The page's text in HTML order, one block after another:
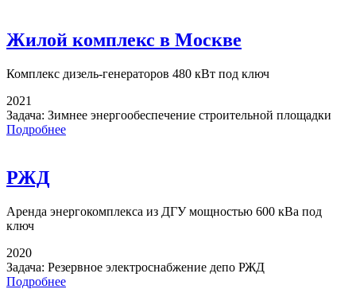
Жилой комплекс в Москве
Комплекс дизель-генераторов 480 кВт под ключ
2021
Задача: Зимнее энергообеспечение строительной площадки
Подробнее
РЖД
Аренда энергокомплекса из ДГУ мощностью 600 кВа под
ключ
2020
Задача: Резервное электроснабжение депо РЖД
Подробнее